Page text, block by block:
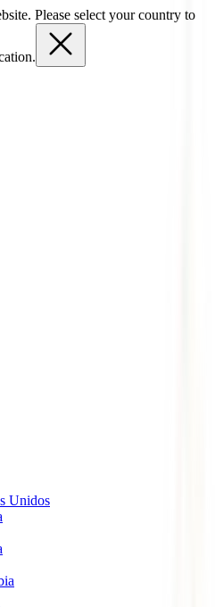
Please select your country to
Unidos